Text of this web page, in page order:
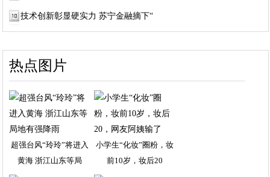
技术创新彰显硬实力 苏宁金融摘下“
热点图片
超强台风“玲玲”将进入
黄海 浙江山东等局
小学生“化妆”圈粉，妆
前10岁，妆后20